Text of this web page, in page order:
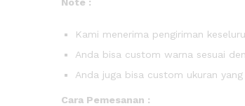
Kami menerima pengiriman
Anda bisa custom warna sesuai
Anda juga bisa custom ukuran
Cara Pemesanan :